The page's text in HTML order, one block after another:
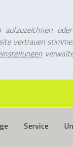
Service
vertrauen